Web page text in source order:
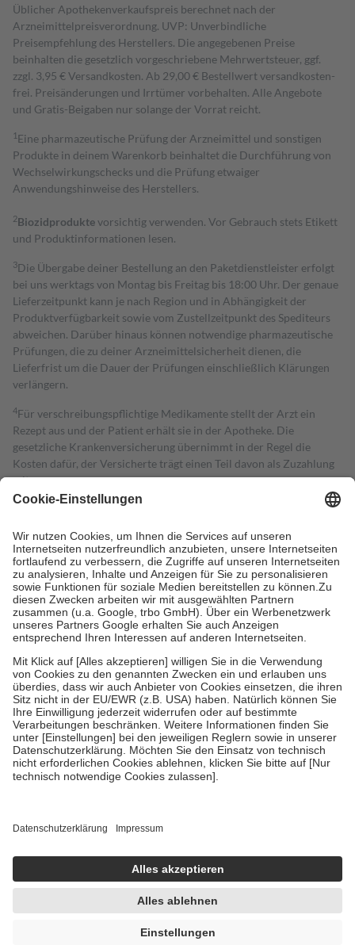
Üblicher Apothekenverkaufspreis berechnet nach der
Arzneimittelpreisverordnung. UVP: Unverbindliche
Preisempfehlung des Herstellers. Die angegebenen Preise
beinhalten die gesetzlich vorgeschriebene Mehrwertsteuer, ggf.
zzgl. 3,95 € Versandkosten. Ab 29,00 € Bestell­wert versand­kosten­
frei. Preisänderungen und Irrtümer vorbehalten. Alle Angebote
und Gratis-Beigaben nur solange der Vorrat reicht.
1 Eine pharmazeutische Prüfung der Arzneimittel und sonstigen
Produkte in deinem Warenkorb beinhaltet die Durchführung von
Wechselwirkungschecks und die Prüfung etwaiger
Anwendungshinweise des Herstellers.
2Biozidproduktevorsichtig verwenden. Vor Gebrauch stets Etikett
und Produktinformationen lesen.
3Die Übergabe deiner Bestellung an den Paketdienstleister erfolgt
bei uns werktags von Montag bis Freitag bis 18:00 Uhr. Der genaue
Lieferzeitpunkt kann je nach Region und in Abhängigkeit der
Produktverfügbarkeit sowie vom Zustellzeitpunkt des Spediteurs
abweichen. Darüber hinaus können notwendige pharmazeutische
Prüfungen, die zu deiner Arzneimittelsicherheit dienen, die
Lieferfrist um die Dauer der Prüfungen einschließlich Klärungen
verlängern.
4Für verschreibungspflichtige Medikamente stellt der Arzt ein
Rezept aus und der Patient erhält sie in der Apotheke. Die
gesetzliche Krankenversicherung übernimmt in der Regel die
Kosten dafür, der Versicherte trägt einen Teil davon als Zuzahlung
mit.
Grundsätzlich leisten Mitglieder Zuzahlungen in Höhe von zehn
höchstens zehn Euro.
Es sind jedoch nie mehr als die tatsächlichen
Kosten der Leistung zu entrichten.
Diese Regeln gelten grundsätzlich auch für Online-Apotheken.
Bei Heilmitteln und häuslicher Krankenpflege beträgt die
Zuzahlung zehn Prozent der Kosten sowie zehn Euro je
Verordnung.
Um das Engagement der Versicherten für ihre eigene Gesundheit zu
stärken und die besondere Stellung der Familie zu unterstützen,
fallenkeine Zuzahlungenan bei:
• Kindern und Jugendlichen bis zum vollendeten 18. Lebensjahr
mit Ausnahme der Fahrkosten
• Untersuchungen zur Vorsorge und Früherkennung, die von der
GKV getragen werden
• empfohlenen Schutzimpfungen
• Harn- und Blutteststreifen
getroffen, um sicherzustellen, dass es sich um echte Bewertungen
https://help.etrusted.com/hc/de/articles/4419944605341
Einige Bilder und Inhalte wurden unter Zuhilfenahme künstlicher